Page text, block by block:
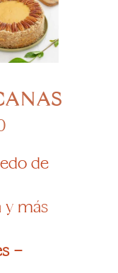
precios:
hasta
de
y más
–